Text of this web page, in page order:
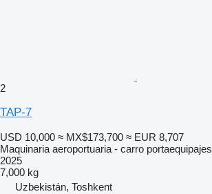
2
TAP-7
USD 10,000 ≈ MX$173,700 ≈ EUR 8,707
Maquinaria aeroportuaria - carro portaequipajes
2025
7,000 kg
Uzbekistán, Toshkent